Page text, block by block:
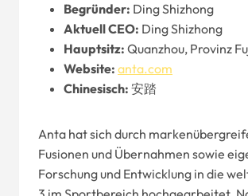
Begründer: Ding Shizhong
AktuellCEO: Ding Shizhong
Hauptsitz: Quanzhou, Provinz
Website: anta.com
Chinesisch: 安踏
Anta hat sich durch
Fusionen und Übernahmen sowie
Forschung und Entwicklung in die